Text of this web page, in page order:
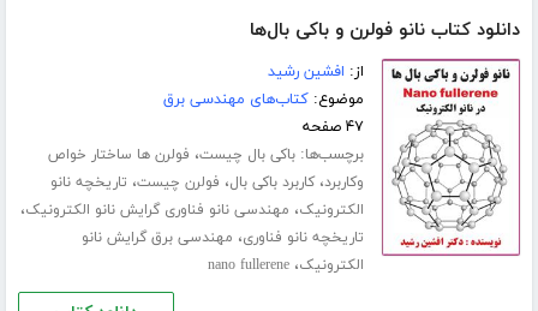
دانلود کتاب نانو فولرن و باکی بال‌ها
از: افشین رشید
موضوع:کتاب‌های مهندسی برق
۴۷ صفحه
برچسب‌ها:باکی بال چیست، فولرن ها ساختار خواص
وکاربرد،کاربرد باکی بال، فولرن چیست، تاریخچه نانو
الکترونیک، مهندسی نانو فناوری گرایش نانو الکترونیک،
تاریخچه نانو فناوری، مهندسی برق گرایش نانو
الکترونیک،nano fullerene